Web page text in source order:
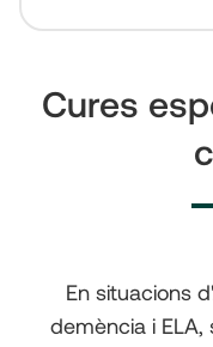
Cures
En situacions
demència i